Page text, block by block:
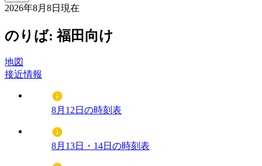
2026年8月8日 現在
のりば: 福田向け
地図
接近情報
8月12日の時刻表
8月13日・14日の時刻表